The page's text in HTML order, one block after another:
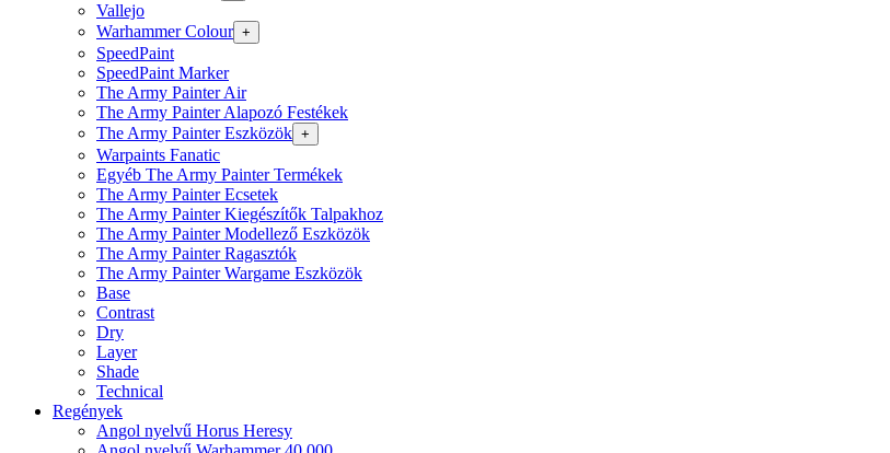
Vallejo
Warhammer Colour +
SpeedPaint
SpeedPaint Marker
The Army Painter Air
The Army Painter Alapozó Festékek
The Army Painter Eszközök +
Warpaints Fanatic
Egyéb The Army Painter Termékek
The Army Painter Ecsetek
The Army Painter Kiegészítők Talpakhoz
The Army Painter Modellező Eszközök
The Army Painter Ragasztók
The Army Painter Wargame Eszközök
Base
Contrast
Dry
Layer
Shade
Technical
Regények
Angol nyelvű Horus Heresy